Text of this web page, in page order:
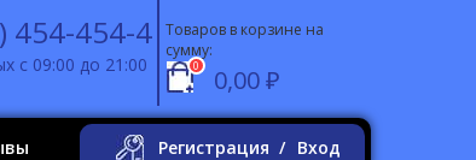
454-454-4
с 09:00 до 21:00
Товаров в корзине на
сумму:
0 0,00 ₽
Регистрация Вход